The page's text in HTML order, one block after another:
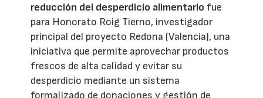
reducción del desperdicio alimentario fue
para Honorato Roig Tierno, investigador
principal del proyecto Redona (Valencia), una
iniciativa que permite aprovechar productos
frescos de alta calidad y evitar su
desperdicio mediante un sistema
formalizado de donaciones y gestión de